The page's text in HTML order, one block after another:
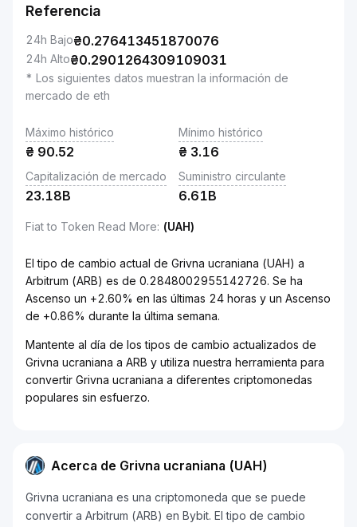
Referencia
24h Bajo₴0.276413451870076
24h Alto₴0.2901264309109031
* Los siguientes datos muestran la información de
mercado de eth
Máximo histórico
₴ 90.52
Mínimo histórico
₴ 3.16
Capitalización de mercado
23.18B
Suministro circulante
6.61B
Fiat to Token Read More: (UAH)
El tipo de cambio actual de Grivna ucraniana (UAH) a
Arbitrum (ARB) es de 0.2848002955142726. Se ha
Ascenso un +2.60% en las últimas 24 horas y un Ascenso
de +0.86% durante la última semana.
Mantente al día de los tipos de cambio actualizados de
Grivna ucraniana a ARB y utiliza nuestra herramienta para
convertir Grivna ucraniana a diferentes criptomonedas
populares sin esfuerzo.
Acerca de Grivna ucraniana (UAH)
Grivna ucraniana es una criptomoneda que se puede
convertir a Arbitrum (ARB) en Bybit. El tipo de cambio